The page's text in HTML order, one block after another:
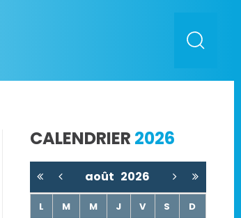
CALENDRIER 2026
août 2026
L M M J V S
D